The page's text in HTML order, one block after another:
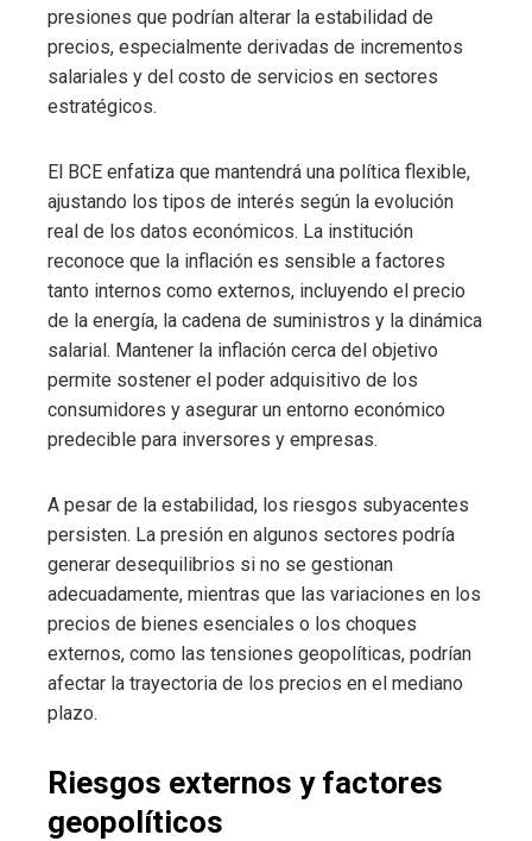
presiones que podrían alterar la estabilidad de
precios, especialmente derivadas de incrementos
salariales y del costo de servicios en sectores
estratégicos.
El BCE enfatiza que mantendrá una política flexible,
ajustando los tipos de interés según la evolución
real de los datos económicos. La institución
reconoce que la inflación es sensible a factores
tanto internos como externos, incluyendo el precio
de la energía, la cadena de suministros y la dinámica
salarial. Mantener la inflación cerca del objetivo
permite sostener el poder adquisitivo de los
consumidores y asegurar un entorno económico
predecible para inversores y empresas.
A pesar de la estabilidad, los riesgos subyacentes
persisten. La presión en algunos sectores podría
generar desequilibrios si no se gestionan
adecuadamente, mientras que las variaciones en los
precios de bienes esenciales o los choques
externos, como las tensiones geopolíticas, podrían
afectar la trayectoria de los precios en el mediano
plazo.
Riesgos externos y factores
geopolíticos